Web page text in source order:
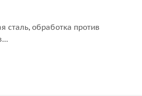
обработка против